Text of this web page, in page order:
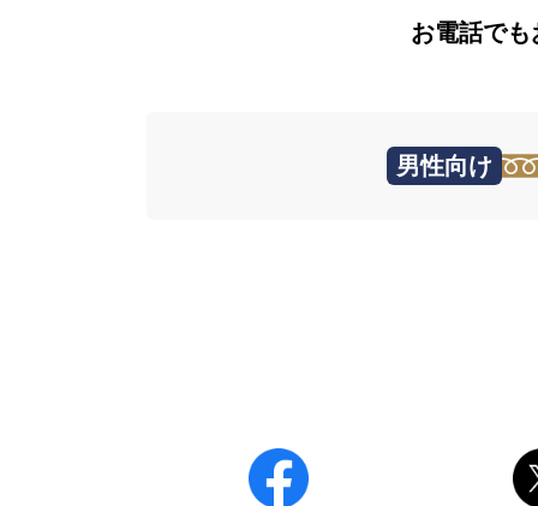
お電話で
男性向け